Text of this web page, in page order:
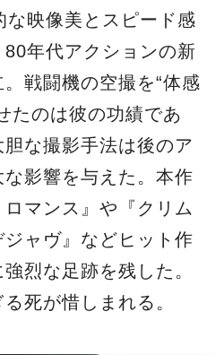
映像美とスピード感
年代アクションの新
戦闘機の空撮を“体感
たのは彼の功績であ
な撮影手法は後のア
影響を与えた。本作
マンス』や『クリム
ャヴ』などヒット作
烈な足跡を残した。
死が惜しまれる。